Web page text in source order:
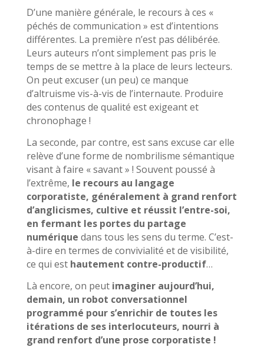
D’une manière générale, le recours à ces «
péchés de communication » est d’intentions
différentes. La première n’est pas délibérée.
Leurs auteurs n’ont simplement pas pris le
temps de se mettre à la place de leurs lecteurs.
On peut excuser (un peu) ce manque
d’altruisme vis-à-vis de l’internaute. Produire
des contenus de qualité est exigeant et
chronophage !
La seconde, par contre, est sans excuse car elle
relève d’une forme de nombrilisme sémantique
visant à faire « savant » ! Souvent poussé à
l’extrême, le recours au langage
corporatiste, généralement à grand renfort
d’anglicismes, cultive et réussit l’entre-soi,
en fermant les portes du partage
numérique dans tous les sens du terme. C’est-
à-dire en termes de convivialité et de visibilité,
ce qui est hautement contre-productif…
Là encore, on peutimaginer aujourd’hui,
demain, un robot conversationnel
programmé pour s’enrichir de toutes les
itérations de ses interlocuteurs, nourri à
grand renfort d’une prose corporatiste !